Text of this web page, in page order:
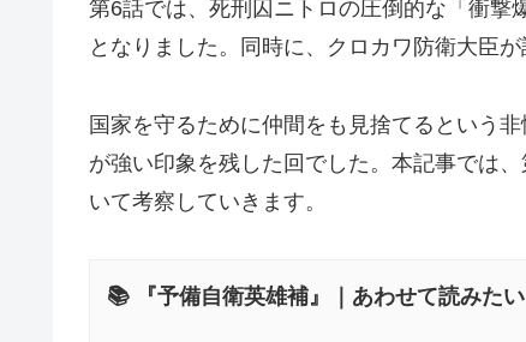
第6話では、死刑囚ニトロの圧倒的な「衝撃
となりました。同時に、クロカワ防衛大臣
国家を守るために仲間をも見捨てるという
が強い印象を残した回でした。本記事では
いて考察していきます。
📚 『予備自衛英雄補』｜あわせて読みたい